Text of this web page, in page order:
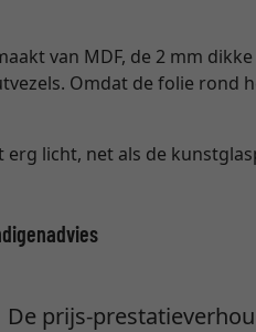
van MDF, de 2 mm
Omdat de folie
licht, net als de
De prijs-